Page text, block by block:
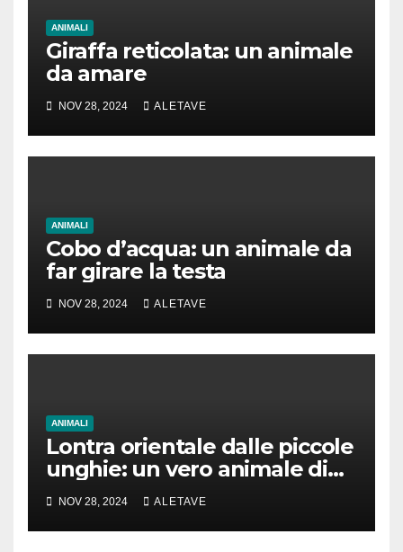
ANIMALI
Giraffa reticolata: un animale
da amare
NOV 28, 2024 ALETAVE
ANIMALI
Cobo d’acqua: un animale da
far girare la testa
NOV 28, 2024 ALETAVE
ANIMALI
Lontra orientale dalle piccole
unghie: un vero animale di
cui parlare
NOV 28, 2024 ALETAVE